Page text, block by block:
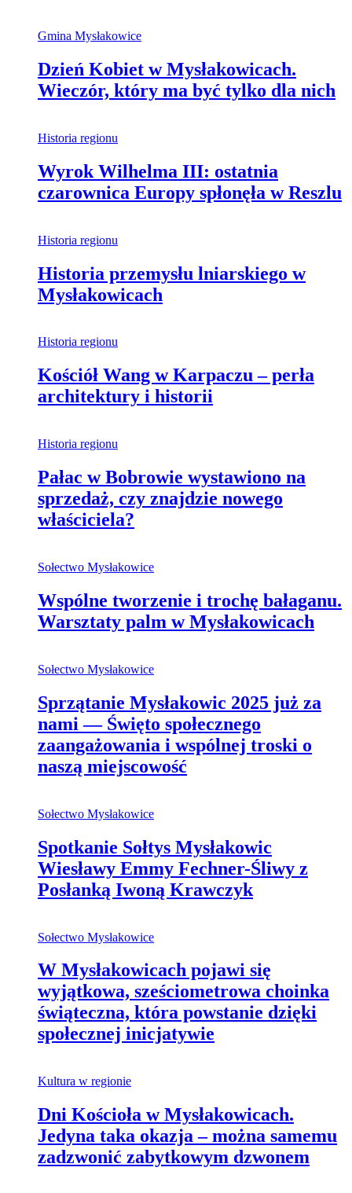
Gmina Mysłakowice
Dzień Kobiet w Mysłakowicach.
Wieczór, który ma być tylko dla nich
Historia regionu
Wyrok Wilhelma III: ostatnia
czarownica Europy spłonęła w Reszlu
Historia regionu
Historia przemysłu lniarskiego w
Mysłakowicach
Historia regionu
Kościół Wang w Karpaczu – perła
architektury i historii
Historia regionu
Pałac w Bobrowie wystawiono na
sprzedaż, czy znajdzie nowego
właściciela?
Sołectwo Mysłakowice
Wspólne tworzenie i trochę bałaganu.
Warsztaty palm w Mysłakowicach
Sołectwo Mysłakowice
Sprzątanie Mysłakowic 2025 już za
nami — Święto społecznego
zaangażowania i wspólnej troski o
naszą miejscowość
Sołectwo Mysłakowice
Spotkanie Sołtys Mysłakowic
Wiesławy Emmy Fechner-Śliwy z
Posłanką Iwoną Krawczyk
Sołectwo Mysłakowice
W Mysłakowicach pojawi się
wyjątkowa, sześciometrowa choinka
świąteczna, która powstanie dzięki
społecznej inicjatywie
Kultura w regionie
Dni Kościoła w Mysłakowicach.
Jedyna taka okazja – można samemu
zadzwonić zabytkowym dzwonem